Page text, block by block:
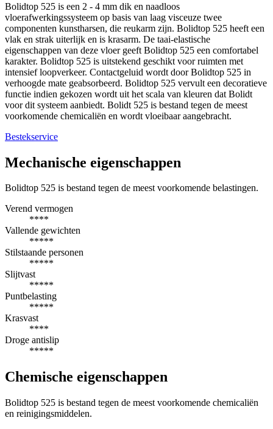
Bolidtop 525 is een 2 - 4 mm dik en naadloos
vloerafwerkingssysteem op basis van laag visceuze twee
componenten kunstharsen, die reukarm zijn. Bolidtop 525 heeft een
vlak en strak uiterlijk en is krasarm. De taai-elastische
eigenschappen van deze vloer geeft Bolidtop 525 een comfortabel
karakter. Bolidtop 525 is uitstekend geschikt voor ruimten met
intensief loopverkeer. Contactgeluid wordt door Bolidtop 525 in
verhoogde mate geabsorbeerd. Bolidtop 525 vervult een decoratieve
functie indien gekozen wordt uit het scala van kleuren dat Bolidt
voor dit systeem aanbiedt. Bolidt 525 is bestand tegen de meest
voorkomende chemicaliën en wordt vloeibaar aangebracht.
Bestekservice
Mechanische eigenschappen
Bolidtop 525 is bestand tegen de meest voorkomende belastingen.
Verend vermogen
****
Vallende gewichten
*****
Stilstaande personen
*****
Slijtvast
*****
Puntbelasting
*****
Krasvast
****
Droge antislip
*****
Chemische eigenschappen
Bolidtop 525 is bestand tegen de meest voorkomende chemicaliën
en reinigingsmiddelen.